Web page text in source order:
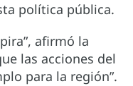
política pública.
afirmó la
las acciones del
para la región”.